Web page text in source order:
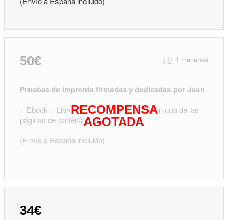
50€ 1 mecenas
Pruebas de imprenta firmadas y dedicadas por Juan
+ Ebook + Libro en papel con tu nombre en una de las
páginas de cortesía del libro.
(Envío a España incluido)
RECOMPENSA
AGOTADA
34€